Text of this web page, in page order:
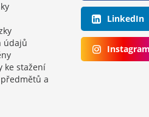
údajů
ke stažení
a
LinkedIn
Instagram